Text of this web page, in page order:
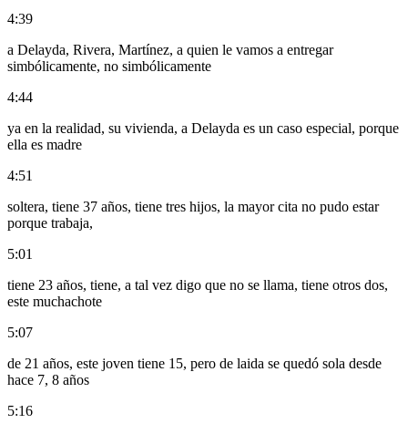
4:39
a Delayda, Rivera, Martínez, a quien le vamos a entregar
simbólicamente, no simbólicamente
4:44
ya en la realidad, su vivienda, a Delayda es un caso especial, porque
ella es madre
4:51
soltera, tiene 37 años, tiene tres hijos, la mayor cita no pudo estar
porque trabaja,
5:01
tiene 23 años, tiene, a tal vez digo que no se llama, tiene otros dos,
este muchachote
5:07
de 21 años, este joven tiene 15, pero de laida se quedó sola desde
hace 7, 8 años
5:16